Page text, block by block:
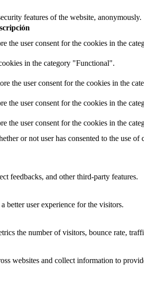
features of the website, anonymously.
the user consent for the cookies in the
in the category "Functional".
the user consent for the cookies in the
the user consent for the cookies in the
the user consent for the cookies in the
or not user has consented to the use of
feedbacks, and other third-party features.
better user experience for the visitors.
the number of visitors, bounce rate,
websites and collect information to